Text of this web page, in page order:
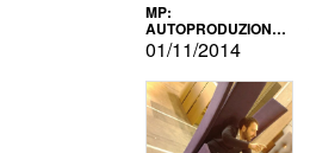
MP:
AUTOPRODUZIONE
E INNOVAZIONE
01/11/2014